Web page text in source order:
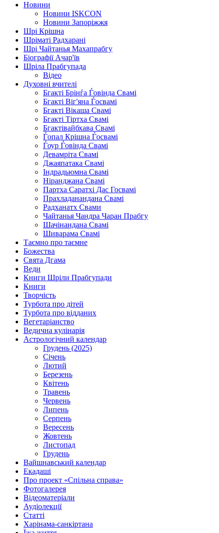
Новини
Новини ISKCON
Новини Запоріжжя
Шрі Крішна
Шріматі Радхарані
Шрі Чайтанья Махапрабгу
Біографії Ачар'їв
Шріла Прабгупада
Відео
Духовні вчителі
Бгакті Брінѓа Ѓовінда Свамі
Бгакті Віг'яна Ѓосвамі
Бгакті Вікаша Свамі
Бгакті Тіртха Свамі
Бгактівайбхава Свамі
Ѓопал Крішна Ѓосвамі
Ѓоур Ѓовінда Свамі
Девамріта Свамі
Джаяпатака Свамі
Індрадьюмна Свамі
Ніранджана Свамі
Партха Саратхі Дас Госвамі
Прахладанандана Свамі
Радханатх Свами
Чайтанья Чандра Чаран Прабгу
Шачінандана Свамі
Шиварама Свамі
Таємно про таємне
Божества
Свята Дгама
Веди
Книги Шріли Прабгупади
Книги
Творчість
Турбота про дітей
Турбота про відданих
Вегетаріанство
Ведична кулінарія
Астрологічний календар
Грудень (2025)
Січень
Лютий
Березень
Квітень
Травень
Червень
Липень
Серпень
Вересень
Жовтень
Листопад
Грудень
Вайшнавський календар
Екадаші
Про проект «Спільна справа»
Фотогалерея
Відеоматеріали
Аудіолекції
Статті
Харінама-санкіртана